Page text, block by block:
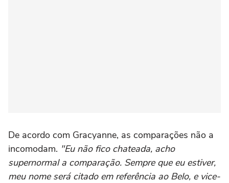
De acordo com Gracyanne, as comparações não a
incomodam. "Eu não fico chateada, acho
supernormal a comparação. Sempre que eu estiver,
meu nome será citado em referência ao Belo, e vice-